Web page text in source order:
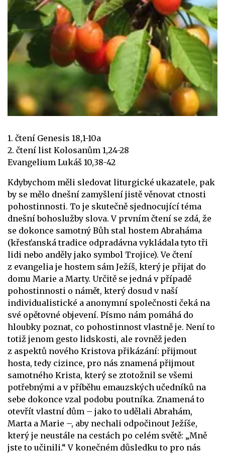
1. čtení Genesis 18,1-10a
2. čtení list Kolosanům 1,24-28
Evangelium Lukáš 10,38-42
Kdybychom měli sledovat liturgické ukazatele, pak
by se mělo dnešní zamyšlení jistě věnovat ctnosti
pohostinnosti. To je skutečně sjednocující téma
dnešní bohoslužby slova. V prvním čtení se zdá, že
se dokonce samotný Bůh stal hostem Abraháma
(křesťanská tradice odpradávna vykládala tyto tři
lidi nebo anděly jako symbol Trojice). Ve čtení
z evangelia je hostem sám Ježíš, který je přijat do
domu Marie a Marty. Určitě se jedná v případě
pohostinnosti o námět, který dosud v naší
individualistické a anonymní společnosti čeká na
své opětovné objevení. Písmo nám pomáhá do
hloubky poznat, co pohostinnost vlastně je. Není to
totiž jenom gesto lidskosti, ale rovněž jeden
z aspektů nového Kristova přikázání: přijmout
hosta, tedy cizince, pro nás znamená přijmout
samotného Krista, který se ztotožnil se všemi
potřebnými a v příběhu emauzských učedníků na
sebe dokonce vzal podobu poutníka. Znamená to
otevřít vlastní dům – jako to udělali Abrahám,
Marta a Marie –, aby nechali odpočinout Ježíše,
který je neustále na cestách po celém světě: „Mně
jste to učinili.“ V konečném důsledku to pro nás